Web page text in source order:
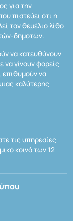
για την
πιστεύει ότι η
τον θεμέλιο λίθο
δημοτών.
να κατευθύνουν
να γίνουν φορείς
επιθυμούν να
καλύτερης
τις υπηρεσίες
κοινό των 12